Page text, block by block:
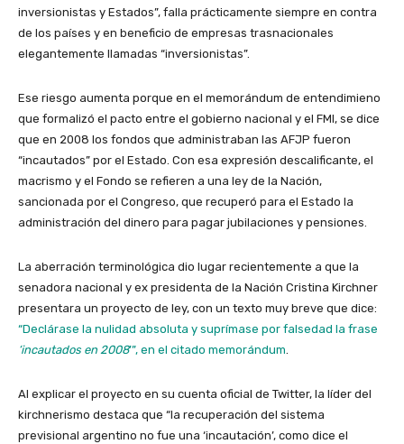
inversionistas y Estados”, falla prácticamente siempre en contra
de los países y en beneficio de empresas trasnacionales
elegantemente llamadas “inversionistas”.
Ese riesgo aumenta porque en el memorándum de entendimieno
que formalizó el pacto entre el gobierno nacional y el FMI, se dice
que en 2008 los fondos que administraban las AFJP fueron
“incautados” por el Estado. Con esa expresión descalificante, el
macrismo y el Fondo se refieren a una ley de la Nación,
sancionada por el Congreso, que recuperó para el Estado la
administración del dinero para pagar jubilaciones y pensiones.
La aberración terminológica dio lugar recientemente a que la
senadora nacional y ex presidenta de la Nación Cristina Kirchner
presentara un proyecto de ley, con un texto muy breve que dice:
“Declárase la nulidad absoluta y suprímase por falsedad la frase
‘incautados en 2008’”, en el citado memorándum.
Al explicar el proyecto en su cuenta oficial de Twitter, la líder del
kirchnerismo destaca que “la recuperación del sistema
previsional argentino no fue una ‘incautación’, como dice el